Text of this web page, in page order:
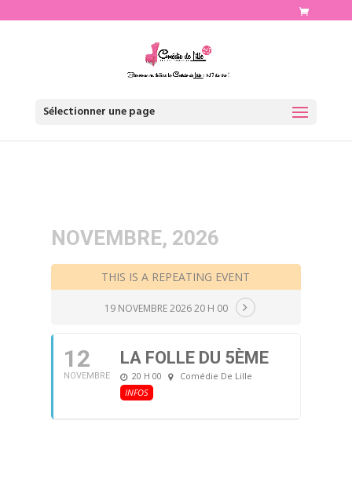
Sélectionner une page
NOVEMBRE, 2026
THIS IS A REPEATING EVENT
19 NOVEMBRE 2026 20 H 00
12
NOVEMBRE
LA FOLLE DU 5ÈME
20 H 00
Comédie De Lille
INFOS